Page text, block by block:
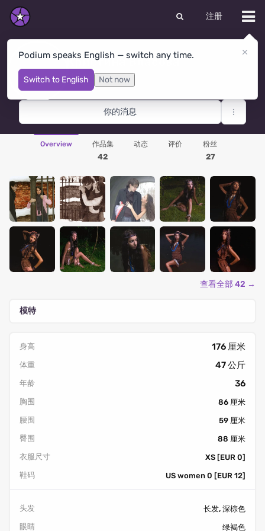
注册
Podium speaks English — switch any time.
Switch to English Not now
Кристина Власова
St Petersburg· 俄罗斯联邦
你的消息
Overview 作品集
42
动态 评价 粉丝
27
查看全部 42 →
模特
身高 176 厘米
体重 47 公斤
年龄 36
胸围
86 厘米
腰围
59 厘米
臀围
88 厘米
衣服尺寸
XS [EUR 0]
鞋码
US women 0 [EUR 12]
头发
长发, 深棕色
眼睛
绿褐色